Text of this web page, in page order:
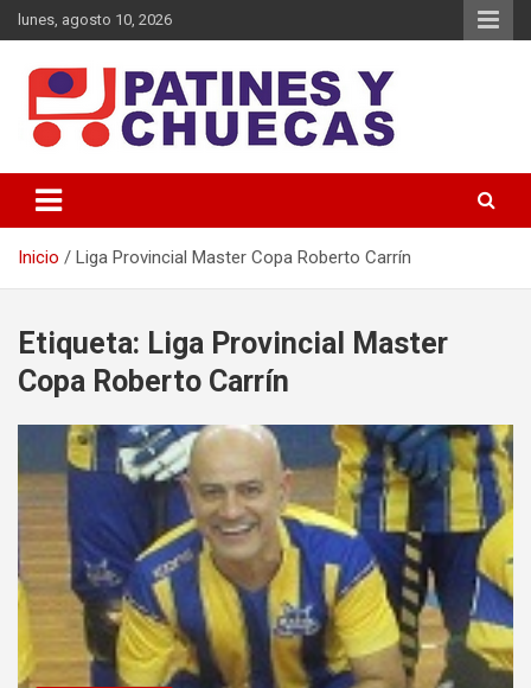
Saltar
al
lunes, agosto 10, 2026
Patines y Chuecas
Inicio Liga Provincial Master Copa Roberto Carrín
Etiqueta: Liga Provincial Master
Copa Roberto Carrín